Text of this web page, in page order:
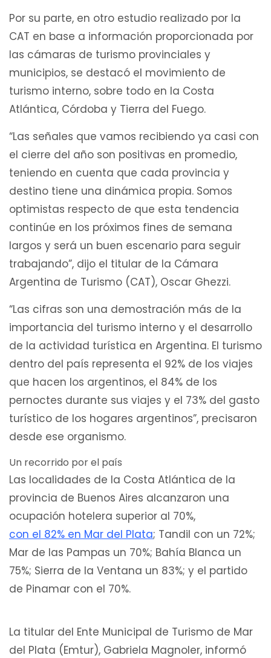
Por su parte, en otro estudio realizado por la
CAT en base a información proporcionada por
las cámaras de turismo provinciales y
municipios, se destacó el movimiento de
turismo interno, sobre todo en la Costa
Atlántica, Córdoba y Tierra del Fuego.
“Las señales que vamos recibiendo ya casi con
el cierre del año son positivas en promedio,
teniendo en cuenta que cada provincia y
destino tiene una dinámica propia. Somos
optimistas respecto de que esta tendencia
continúe en los próximos fines de semana
largos y será un buen escenario para seguir
trabajando”, dijo el titular de la Cámara
Argentina de Turismo (CAT), Oscar Ghezzi.
“Las cifras son una demostración más de la
importancia del turismo interno y el desarrollo
de la actividad turística en Argentina. El turismo
dentro del país representa el 92% de los viajes
que hacen los argentinos, el 84% de los
pernoctes durante sus viajes y el 73% del gasto
turístico de los hogares argentinos”, precisaron
desde ese organismo.
Un recorrido por el país
Las localidades de la Costa Atlántica de la
provincia de Buenos Aires alcanzaron una
ocupación hotelera superior al 70%,
con el 82% en Mar del Plata; Tandil con un 72%;
Mar de las Pampas un 70%; Bahía Blanca un
75%; Sierra de la Ventana un 83%; y el partido
de Pinamar con el 70%.
La titular del Ente Municipal de Turismo de Mar
del Plata (Emtur), Gabriela Magnoler, informó